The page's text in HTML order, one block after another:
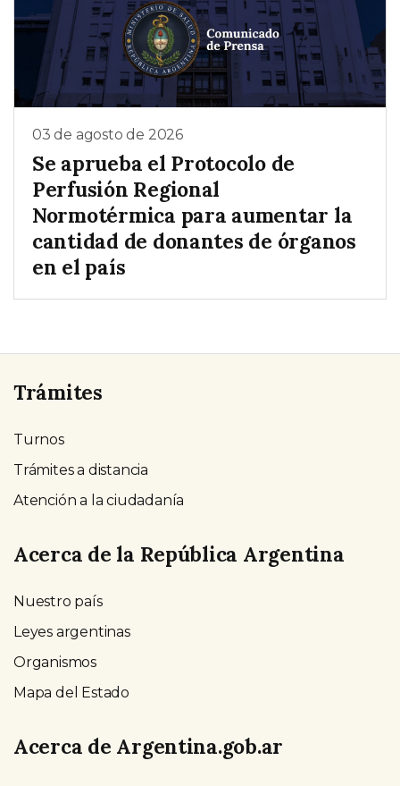
03 de agosto de 2026
Se aprueba el Protocolo de
Perfusión Regional
Normotérmica para aumentar la
cantidad de donantes de órganos
en el país
Trámites
Turnos
Trámites a distancia
Atención a la ciudadanía
Acerca de la República Argentina
Nuestro país
Leyes argentinas
Organismos
Mapa del Estado
Acerca de Argentina.gob.ar